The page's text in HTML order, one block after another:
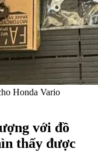
Honda Vario
với đồ
thấy được